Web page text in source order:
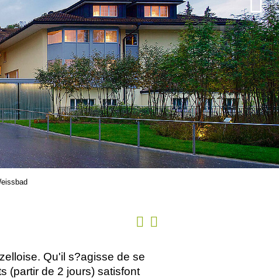
Qu'il s?agisse de se
(partir de 2 jours) satisfont